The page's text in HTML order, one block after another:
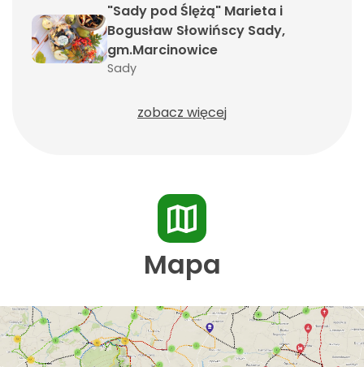
"Sady pod Ślężą" Marieta i
Bogusław Słowińscy Sady,
gm.Marcinowice
Sady
zobacz więcej
Mapa